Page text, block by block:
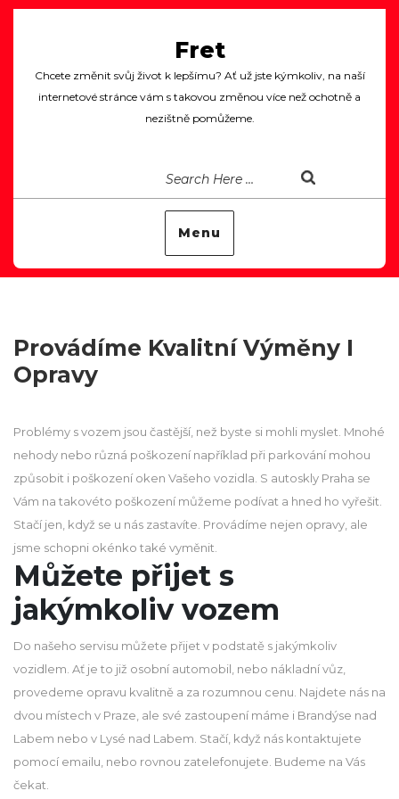
Fret
Chcete změnit svůj život k lepšímu? Ať už jste kýmkoliv, na naší
internetové stránce vám s takovou změnou více než ochotně a
nezištně pomůžeme.
Menu
Provádíme Kvalitní Výměny I
Opravy
Problémy s vozem jsou častější, než byste si mohli myslet. Mnohé
nehody nebo různá poškození například při parkování mohou
způsobit i poškození oken Vašeho vozidla. S autoskly Praha se
Vám na takovéto poškození můžeme podívat a hned ho vyřešit.
Stačí jen, když se u nás zastavíte. Provádíme nejen opravy, ale
jsme schopni okénko také vyměnit.
Můžete přijet s
jakýmkoliv vozem
Do našeho servisu můžete přijet v podstatě s jakýmkoliv
vozidlem. Ať je to již osobní automobil, nebo nákladní vůz,
provedeme opravu kvalitně a za rozumnou cenu. Najdete nás na
dvou místech v Praze, ale své zastoupení máme i Brandýse nad
Labem nebo v Lysé nad Labem. Stačí, když nás kontaktujete
pomocí emailu, nebo rovnou zatelefonujete. Budeme na Vás
čekat.